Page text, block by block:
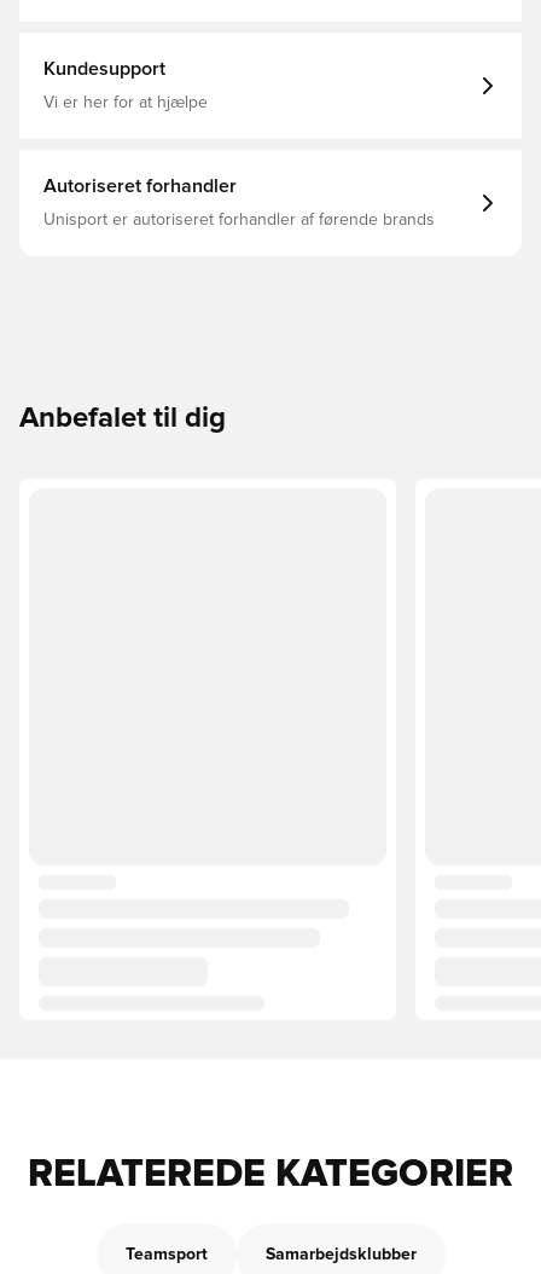
Kundesupport
Vi er her for at hjælpe
Autoriseret forhandler
Unisport er autoriseret forhandler af førende brands
Anbefalet til dig
RELATEREDE KATEGORIER
Teamsport Samarbejdsklubber